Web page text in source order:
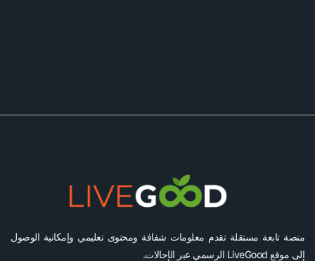
منصة تابعة مستقلة تقدم معلومات شفافة ومحتوى تعليمي وإمكانية الوصول
إلى موقع LiveGood الرسمي عبر الإحالات.